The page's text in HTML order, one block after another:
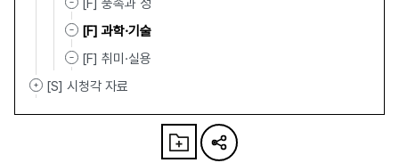
[F] 풍속과 성
[F] 과학·기술
[F] 취미·실용
[S] 시청각 자료